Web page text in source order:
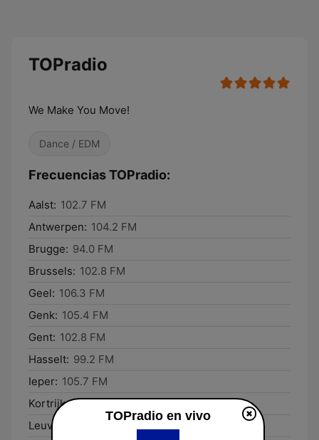
TOPradio
We Make You Move!
Dance / EDM
Frecuencias TOPradio:
Aalst: 102.7 FM
Antwerpen: 104.2 FM
Brugge: 94.0 FM
Brussels: 102.8 FM
Geel: 106.3 FM
Genk: 105.4 FM
Gent: 102.8 FM
Hasselt: 99.2 FM
Ieper: 105.7 FM
Kortrijk: 92.7 FM
Leuven:
TOPradio en vivo